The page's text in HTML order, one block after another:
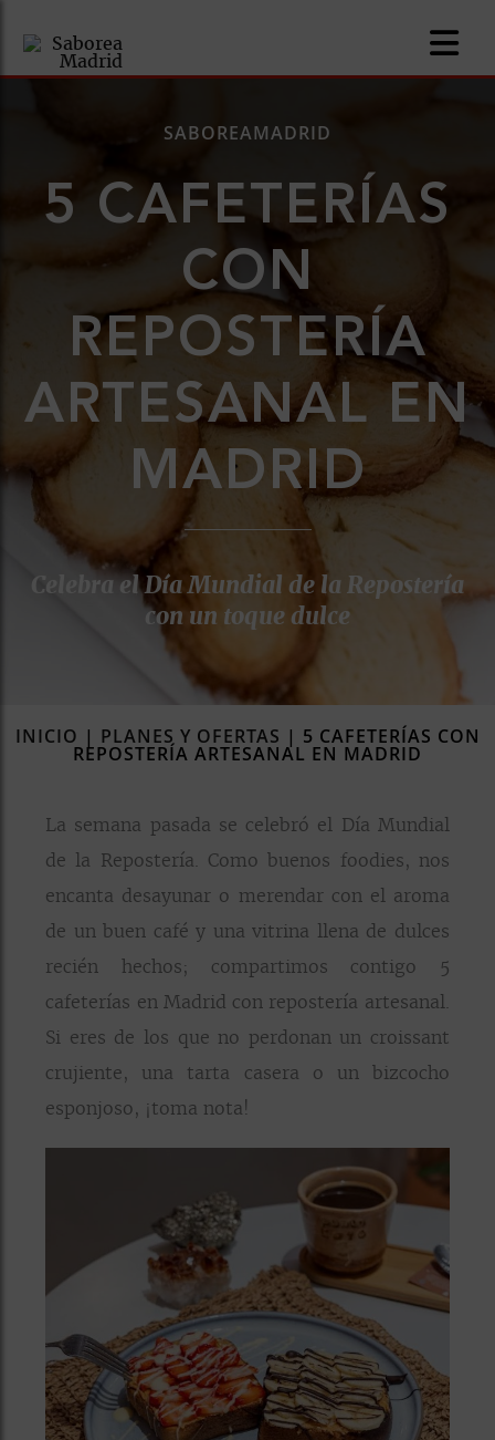
SABOREAMADRID
5 CAFETERÍAS
CON
REPOSTERÍA
ARTESANAL EN
MADRID
Celebra el Día Mundial de la Repostería
con un toque dulce
INICIO | PLANES Y OFERTAS | 5 CAFETERÍAS CON
REPOSTERÍA ARTESANAL EN MADRID
La semana pasada se celebró el Día Mundial
de la Repostería. Como buenos foodies, nos
encanta desayunar o merendar con el aroma
de un buen café y una vitrina llena de dulces
recién hechos; compartimos contigo 5
cafeterías en Madrid con repostería artesanal.
Si eres de los que no perdonan un croissant
crujiente, una tarta casera o un bizcocho
esponjoso, ¡toma nota!